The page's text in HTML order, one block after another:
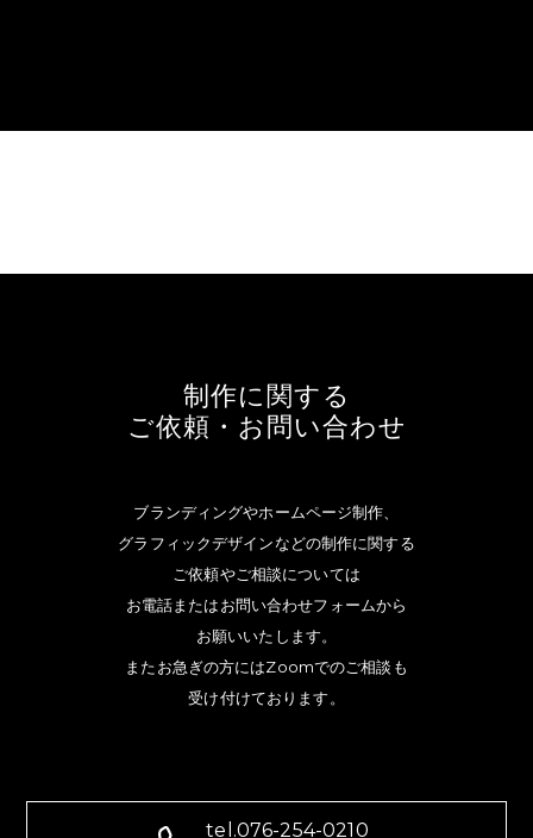
制作に関する
ご依頼・お問い合わせ
ブランディングやホームページ制作、
グラフィックデザインなどの制作に関する
ご依頼やご相談については
お電話またはお問い合わせフォームから
お願いいたします。
またお急ぎの方にはZoomでのご相談も
受け付けております。
tel.076-254-0210